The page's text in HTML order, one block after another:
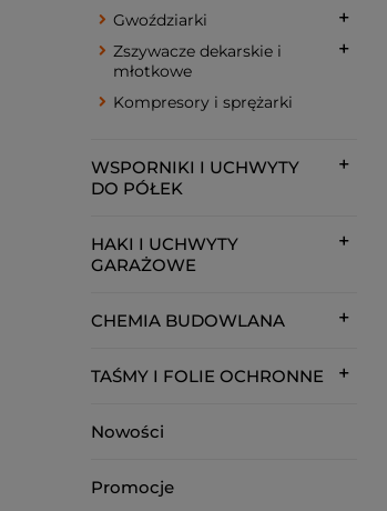
Gwoździarki
Zszywacze dekarskie i
młotkowe
Kompresory i sprężarki
WSPORNIKI I UCHWYTY
DO PÓŁEK
HAKI I UCHWYTY
GARAŻOWE
CHEMIA BUDOWLANA
TAŚMY I FOLIE OCHRONNE
Nowości
Promocje